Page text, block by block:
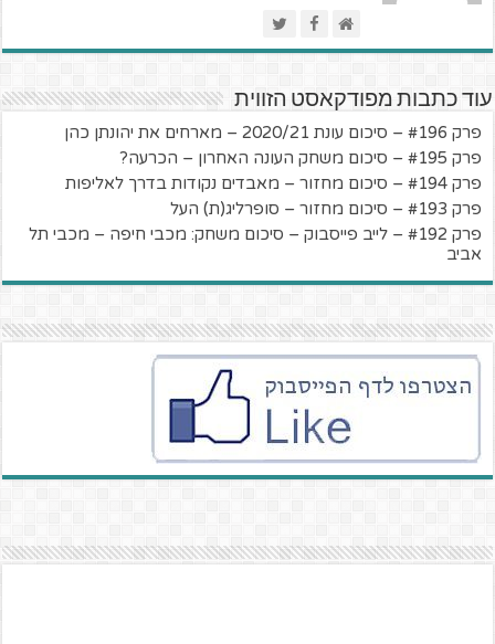
עוד כתבות מפודקאסט הזווית
פרק #196 – סיכום עונת 2020/21 – מארחים את יהונתן כהן
פרק #195 – סיכום משחק העונה האחרון – הכרעה?
פרק #194 – סיכום מחזור – מאבדים נקודות בדרך לאליפות
פרק #193 – סיכום מחזור – סופרליג(ת) העל
פרק #192 – לייב פייסבוק – סיכום משחק: מכבי חיפה – מכבי תל
אביב